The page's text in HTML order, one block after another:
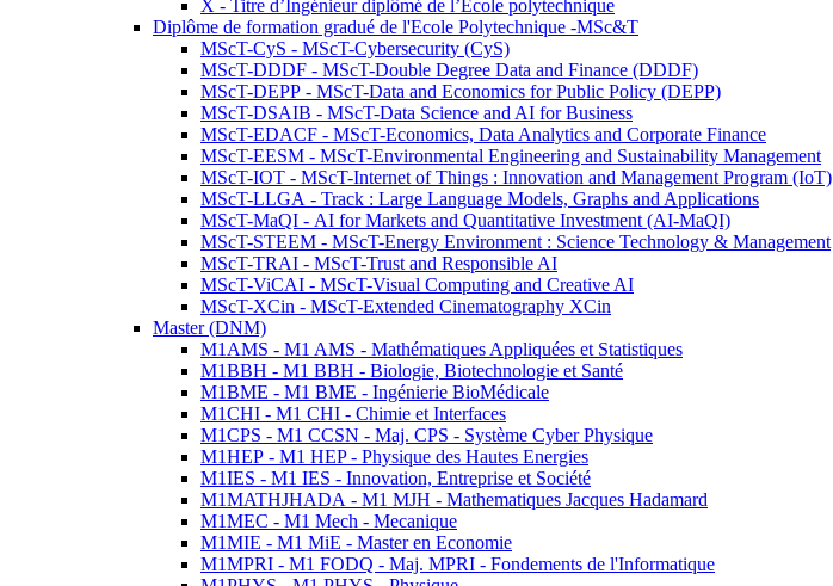
X - Titre d’Ingénieur diplômé de l’École polytechnique
Diplôme de formation gradué de l'Ecole Polytechnique -MSc&T
MScT-CyS - MScT-Cybersecurity (CyS)
MScT-DDDF - MScT-Double Degree Data and Finance (DDDF)
MScT-DEPP - MScT-Data and Economics for Public Policy (DEPP)
MScT-DSAIB - MScT-Data Science and AI for Business
MScT-EDACF - MScT-Economics, Data Analytics and Corporate Finance
MScT-EESM - MScT-Environmental Engineering and Sustainability Management
MScT-IOT - MScT-Internet of Things : Innovation and Management Program (IoT)
MScT-LLGA - Track : Large Language Models, Graphs and Applications
MScT-MaQI - AI for Markets and Quantitative Investment (AI-MaQI)
MScT-STEEM - MScT-Energy Environment : Science Technology & Management
MScT-TRAI - MScT-Trust and Responsible AI
MScT-ViCAI - MScT-Visual Computing and Creative AI
MScT-XCin - MScT-Extended Cinematography XCin
Master (DNM)
M1AMS - M1 AMS - Mathématiques Appliquées et Statistiques
M1BBH - M1 BBH - Biologie, Biotechnologie et Santé
M1BME - M1 BME - Ingénierie BioMédicale
M1CHI - M1 CHI - Chimie et Interfaces
M1CPS - M1 CCSN - Maj. CPS - Système Cyber Physique
M1HEP - M1 HEP - Physique des Hautes Energies
M1IES - M1 IES - Innovation, Entreprise et Société
M1MATHJHADA - M1 MJH - Mathematiques Jacques Hadamard
M1MEC - M1 Mech - Mecanique
M1MIE - M1 MiE - Master en Economie
M1MPRI - M1 FODQ - Maj. MPRI - Fondements de l'Informatique